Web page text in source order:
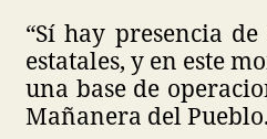
“Sí hay presencia
estatales, y en este
una base de
Mañanera del Pueblo.